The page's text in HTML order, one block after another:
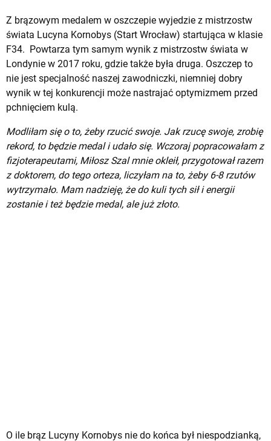
Z brązowym medalem w oszczepie wyjedzie z mistrzostw
świata Lucyna Kornobys (Start Wrocław) startująca w klasie
F34. Powtarza tym samym wynik z mistrzostw świata w
Londynie w 2017 roku, gdzie także była druga. Oszczep to
nie jest specjalność naszej zawodniczki, niemniej dobry
wynik w tej konkurencji może nastrajać optymizmem przed
pchnięciem kulą.
Modliłam się o to, żeby rzucić swoje. Jak rzucę swoje, zrobię
rekord, to będzie medal i udało się. Wczoraj popracowałam z
fizjoterapeutami, Miłosz Szal mnie okleił, przygotował razem
z doktorem, do tego orteza, liczyłam na to, żeby 6-8 rzutów
wytrzymało. Mam nadzieję, że do kuli tych sił i energii
zostanie i też będzie medal, ale już złoto.
O ile brąz Lucyny Kornobys nie do końca był niespodzianką,